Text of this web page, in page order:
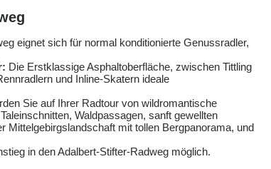
eignet sich für normal konditionierte Genussradler,
Die Erstklassige Asphaltoberfläche, zwischen Tittling
und Inline-Skatern ideale
Sie auf Ihrer Radtour von wildromantische
Waldpassagen, sanft gewellten
Mittelgebirgslandschaft mit tollen Bergpanorama, und
in den Adalbert-Stifter-Radweg möglich.